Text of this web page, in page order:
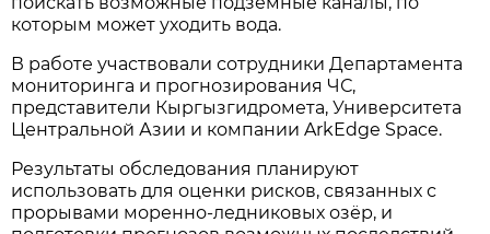
которым может уходить вода.
В работе участвовали сотрудники Департамента
мониторинга и прогнозирования ЧС,
представители Кыргызгидромета, Университета
Центральной Азии и компании ArkEdge Space.
Результаты обследования планируют
использовать для оценки рисков, связанных с
прорывами моренно-ледниковых озёр, и